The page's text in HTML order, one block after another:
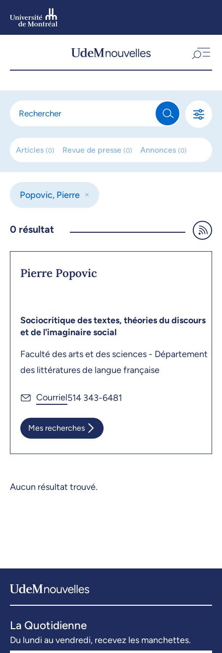
Articles (0) Revue de presse (0) Annonces (0)
Popovic, Pierre
0 résultat
Pierre Popovic
Sociocritique des textes, théories du discours
et de l'imaginaire social
Faculté des arts et des sciences - Département
des littératures de langue française
514 343-6481
Mes recherches
Aucun résultat trouvé.
La Quotidienne
Du lundi au vendredi, recevez les manchettes.